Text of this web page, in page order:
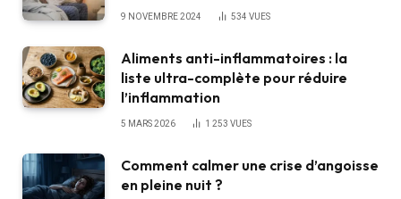
9 NOVEMBRE 2024 534 VUES
Aliments anti-inflammatoires : la
liste ultra-complète pour réduire
l’inflammation
5 MARS 2026 1 253 VUES
Comment calmer une crise d’angoisse
en pleine nuit ?